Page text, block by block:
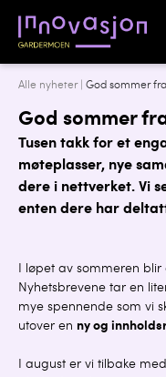
Alle nyheter| God sommer fra
God sommer
Tusen takk for et
møteplasser, nye
dere i nettverket. Vi
enten dere har
I løpet av sommeren
Nyhetsbrevene tar en
mye spennende som vi
utover en ny og
I august er vi tilbake